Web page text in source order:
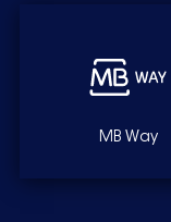
MB Way